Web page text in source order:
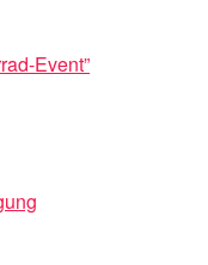
Event”